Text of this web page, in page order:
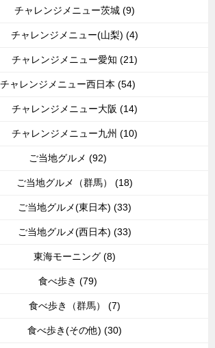
チャレンジメニュー茨城 (9)
チャレンジメニュー(山梨) (4)
チャレンジメニュー愛知 (21)
チャレンジメニュー西日本 (54)
チャレンジメニュー大阪 (14)
チャレンジメニュー九州 (10)
ご当地グルメ (92)
ご当地グルメ（群馬） (18)
ご当地グルメ(東日本) (33)
ご当地グルメ(西日本) (33)
東海モーニング (8)
食べ歩き (79)
食べ歩き（群馬） (7)
食べ歩き(その他) (30)